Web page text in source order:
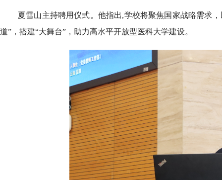
夏雪山主持聘用仪式。他指出,学校将聚焦国家战略需求
道”，搭建“大舞台”，助力高水平开放型医科大学建设。